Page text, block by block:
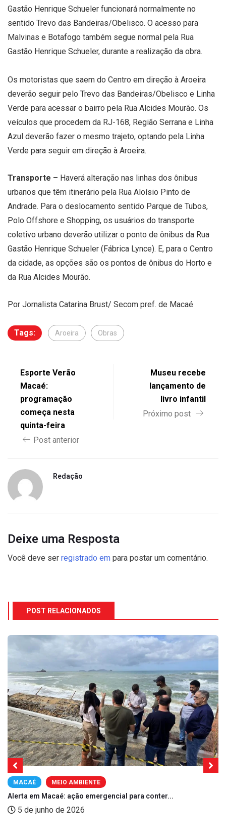
Gastão Henrique Schueler funcionará normalmente no
sentido Trevo das Bandeiras/Obelisco. O acesso para
Malvinas e Botafogo também segue normal pela Rua
Gastão Henrique Schueler, durante a realização da obra.
Os motoristas que saem do Centro em direção à Aroeira
deverão seguir pelo Trevo das Bandeiras/Obelisco e Linha
Verde para acessar o bairro pela Rua Alcides Mourão. Os
veículos que procedem da RJ-168, Região Serrana e Linha
Azul deverão fazer o mesmo trajeto, optando pela Linha
Verde para seguir em direção à Aroeira.
Transporte – Haverá alteração nas linhas dos ônibus
urbanos que têm itinerário pela Rua Aloísio Pinto de
Andrade. Para o deslocamento sentido Parque de Tubos,
Polo Offshore e Shopping, os usuários do transporte
coletivo urbano deverão utilizar o ponto de ônibus da Rua
Gastão Henrique Schueler (Fábrica Lynce). E, para o Centro
da cidade, as opções são os pontos de ônibus do Horto e
da Rua Alcides Mourão.
Por Jornalista Catarina Brust/ Secom pref. de Macaé
Tags: Aroeira Obras
Esporte Verão
Macaé:
programação
começa nesta
quinta-feira
Post anterior
Museu recebe
lançamento de
livro infantil
Próximo post
Redação
Deixe uma Resposta
Você deve ser registrado em para postar um comentário.
POST RELACIONADOS
MACAÉ MEIO AMBIENTE
Alerta em Macaé: ação emergencial para conter...
5 de junho de 2026